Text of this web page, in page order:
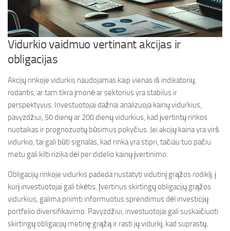
Vidurkio vaidmuo vertinant akcijas ir
obligacijas
Akcijų rinkoje vidurkis naudojamas kaip vienas iš indikatorių,
rodantis, ar tam tikra įmonė ar sektorius yra stabilus ir
perspektyvus. Investuotojai dažnai analizuoja kainų vidurkius,
pavyzdžiui, 50 dienų ar 200 dienų vidurkius, kad įvertintų rinkos
nuotaikas ir prognozuotų būsimus pokyčius. Jei akcijų kaina yra virš
vidurkio, tai gali būti signalas, kad rinka yra stipri, tačiau tuo pačiu
metu gali kilti rizika dėl per didelio kainų įvertinimo.
Obligacijų rinkoje vidurkis padeda nustatyti vidutinį grąžos rodiklį, į
kurį investuotojai gali tikėtis. Įvertinus skirtingų obligacijų grąžos
vidurkius, galima priimti informuotus sprendimus dėl investicijų
portfelio diversifikavimo. Pavyzdžiui, investuotojai gali suskaičiuoti
skirtingų obligacijų metinę grąžą ir rasti jų vidurkį, kad suprastų,